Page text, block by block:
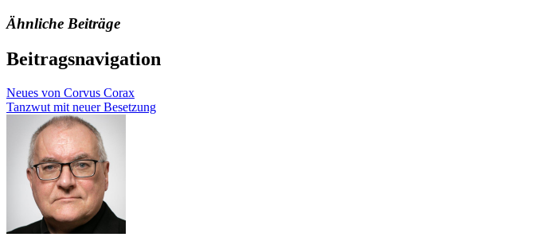
Ähnliche Beiträge
Beitragsnavigation
Neues von Corvus Corax
Tanzwut mit neuer Besetzung